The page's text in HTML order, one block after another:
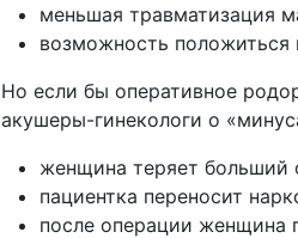
меньшая травматизация
возможность положиться
Но если бы оперативное
акушеры-гинекологи о
женщина теряет больший
пациентка переносит
после операции женщина